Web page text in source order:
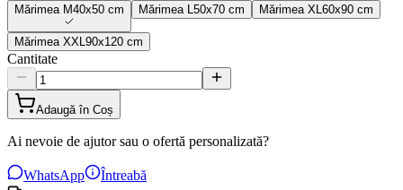
Mărimea M40x50 cm Mărimea 50x70 cm Mărimea XL 60x90 cm
Mărimea XXL 90x120 cm
Cantitate
Adaugă în Coș
Ai nevoie de ajutor sau o ofertă personalizată?
WhatsApp Întreabă